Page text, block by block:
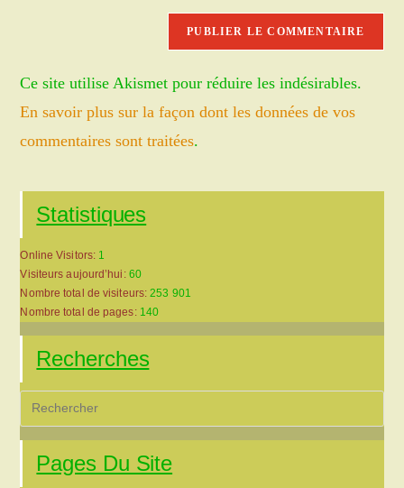
(facultatif)
Ce site utilise Akismet pour réduire les indésirables.
En savoir plus sur la façon dont les données de vos
commentaires sont traitées.
Statistiques
Online Visitors: 1
Visiteurs aujourd’hui: 60
Nombre total de visiteurs:253 901
Nombre total de pages: 140
Recherches
to
Pages Du Site